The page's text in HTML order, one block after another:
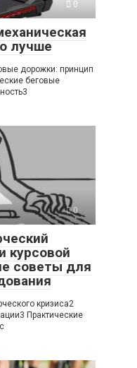
0
лучше
дорожки: принцип
беговые
0
курсовой
советы для
кризиса2
Практические